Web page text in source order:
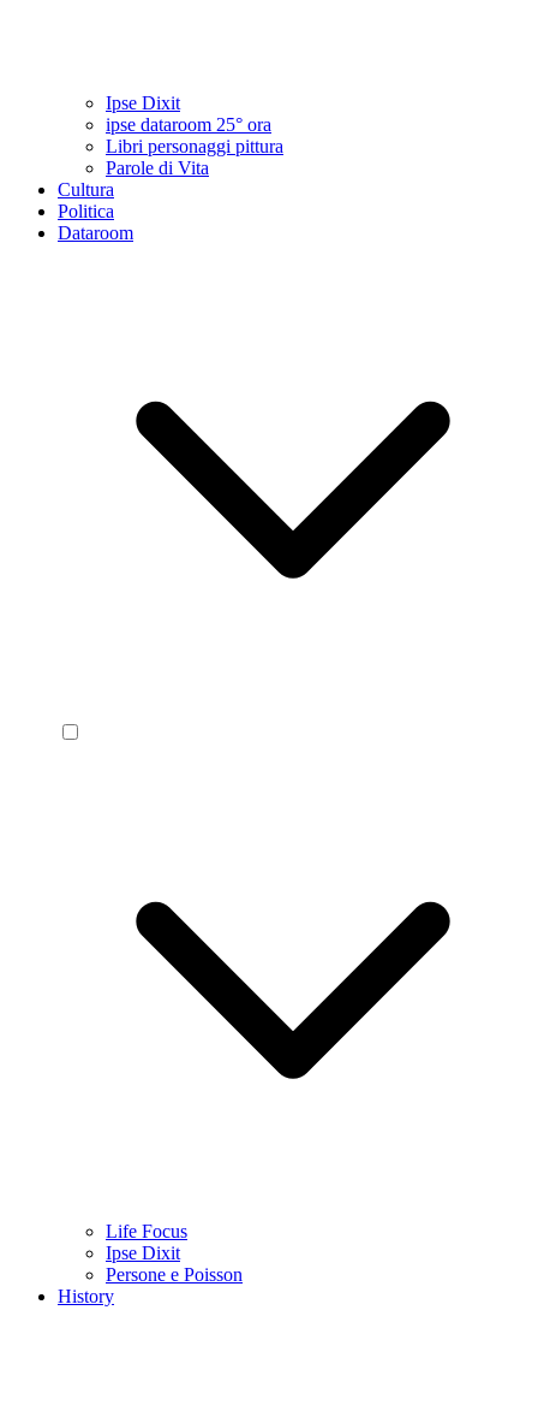
Ipse Dixit
ipse dataroom 25° ora
Libri personaggi pittura
Parole di Vita
Cultura
Politica
Dataroom
Life Focus
Ipse Dixit
Persone e Poisson
History